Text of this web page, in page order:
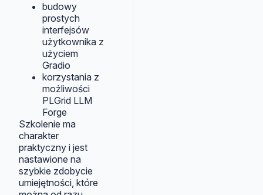
budowy
prostych
interfejsów
użytkownika z
użyciem
Gradio
korzystania z
możliwości
PLGrid LLM
Forge
Szkolenie ma
charakter
praktyczny i jest
nastawione na
szybkie zdobycie
umiejętności, które